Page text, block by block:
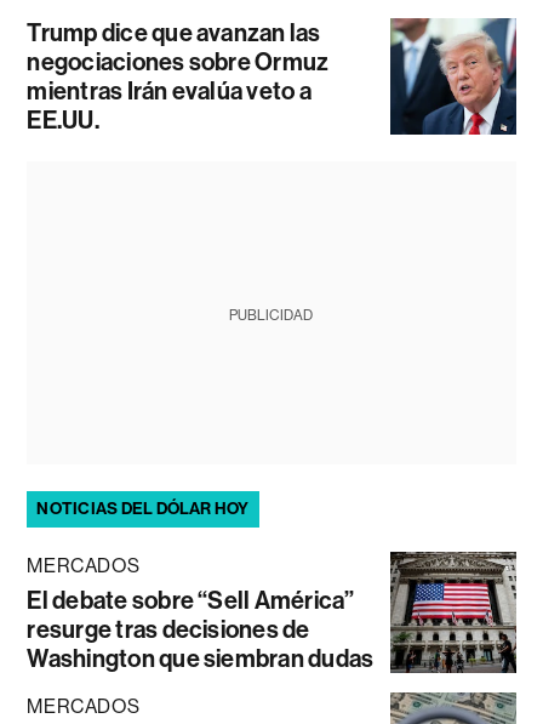
Trump dice que avanzan las
negociaciones sobre Ormuz
mientras Irán evalúa veto a
EE.UU.
PUBLICIDAD
NOTICIAS DEL DÓLAR HOY
MERCADOS
El debate sobre “Sell América”
resurge tras decisiones de
Washington que siembran dudas
MERCADOS